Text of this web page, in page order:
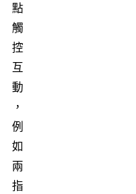
點
觸
控
互
動
，
例
如
兩
指